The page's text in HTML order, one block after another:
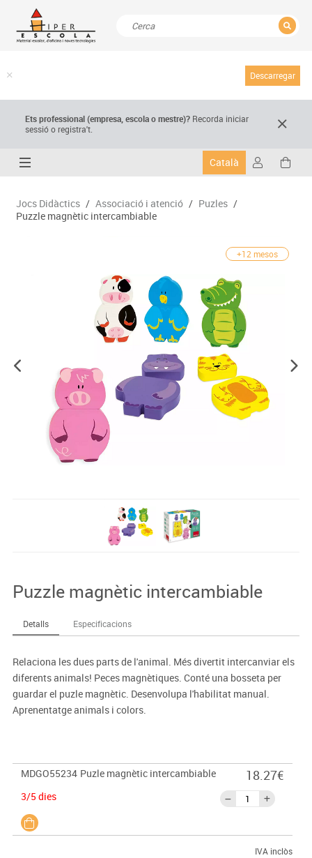
Descarregar
Ets professional (empresa,escola o mestre)? Recorda iniciar
sessió o registra't.
Català
Jocs Didàctics / Associació i atenció / Puzles /
Puzzle magnètic intercambiable
+12 mesos
Puzzle magnètic intercambiable
Detalls Especificacions
Relaciona les dues parts de l'animal. Més divertit intercanviar els
diferents animals! Peces magnètiques. Conté una bosseta per
guardar el puzle magnètic. Desenvolupa l'habilitat manual.
Aprenentatge animals i colors.
MDGO55234 Puzle magnètic intercambiable
3/5 dies
18.27€
IVA inclòs